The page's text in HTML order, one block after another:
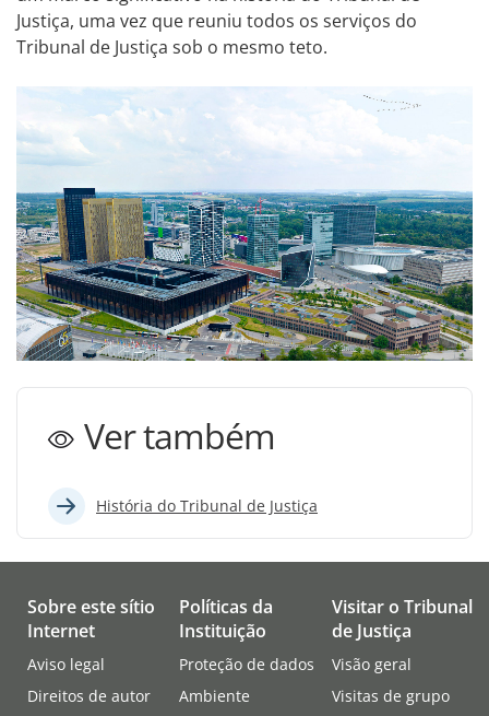
Justiça, uma vez que reuniu todos os serviços do
Tribunal de Justiça sob o mesmo teto.
Ver também
História do Tribunal de Justiça
Sobre este sítio
Internet
Aviso legal
Direitos de autor
Políticas da
Instituição
Proteção de dados
Ambiente
Visitar o Tribunal
de Justiça
Visão geral
Visitas de grupo